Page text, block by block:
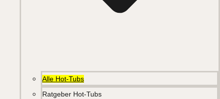
Alle Hot-Tubs
Ratgeber Hot-Tubs